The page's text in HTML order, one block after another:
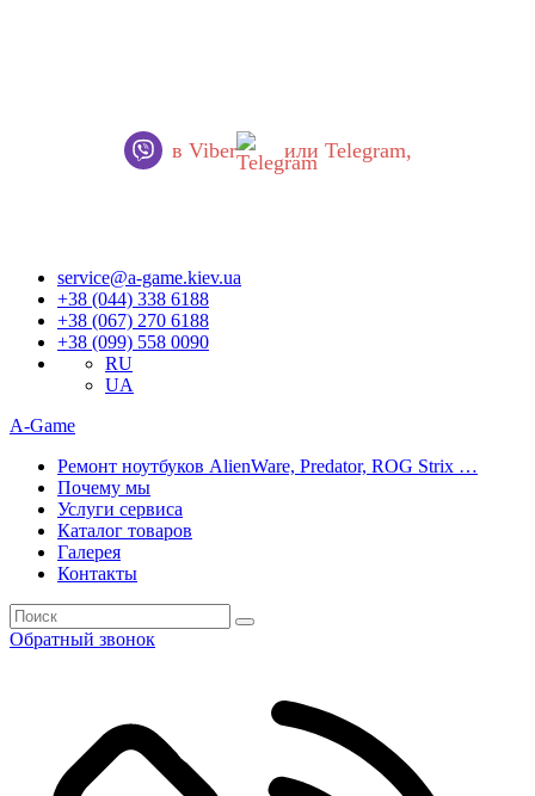
в Viber или Telegram,
service@a-game.kiev.ua
+38 (044) 338 6188
+38 (067) 270 6188
+38 (099) 558 0090
RU
UA
A-Game
Ремонт ноутбуков AlienWare, Predator, ROG Strix …
Почему мы
Услуги сервиса
Каталог товаров
Галерея
Контакты
Обратный звонок